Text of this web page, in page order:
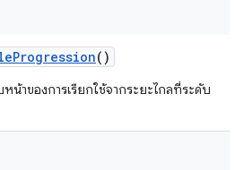
Progression()
หน้าของการเรียกใช้จากระยะไกลที่ระดับ